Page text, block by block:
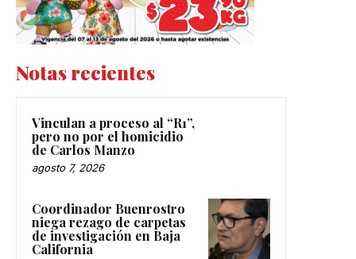
Notas recientes
Vinculan a proceso al “R1”,
pero no por el homicidio
de Carlos Manzo
agosto 7, 2026
Coordinador Buenrostro
niega rezago de carpetas
de investigación en Baja
California